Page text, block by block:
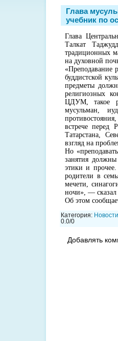
Глава
учебник по
Глава
Талкат
традиционных
на духовной
«Преподавание
буддистской
предметы
религиозных
ЦДУМ, такое
мусульман,
встрече перед
Татарстана,
взгляд на
Но
занятия должны
этики и
родители в
мечети,
ночи», — сказал
Об этом
Категория:
0.0/0
Добавлять